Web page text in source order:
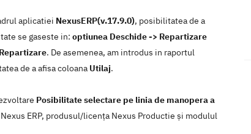
aplicatiei NexusERP(v.17.9.0), posibilitatea de a
se gaseste in: optiunea Deschide -> Repartizare
. De asemenea, am introdus in raportul
de a afisa coloana Utilaj.
Posibilitate selectare pe linia de manopera a
ERP, produsul/licenţa Nexus Productie şi modulul